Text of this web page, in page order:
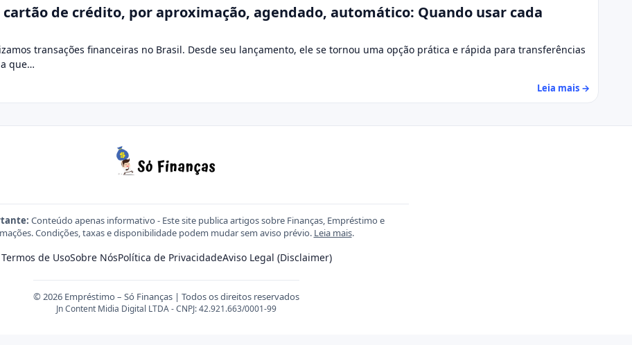
de crédito, por aproximação, agendado, automático: Quando usar cada
transações financeiras no Brasil. Desde seu lançamento, ele se tornou uma opção prática e rápida para transferências
que…
Leia mais →
Conteúdo apenas informativo - Este site publica artigos sobre Finanças, Empréstimo e
Condições, taxas e disponibilidade podem mudar sem aviso prévio. Leia mais.
Termos de UsoSobre NósPolítica de PrivacidadeAviso Legal (Disclaimer)
© 2026 Empréstimo – Só Finanças | Todos os direitos reservados
Jn Content Midia Digital LTDA - CNPJ: 42.921.663/0001-99